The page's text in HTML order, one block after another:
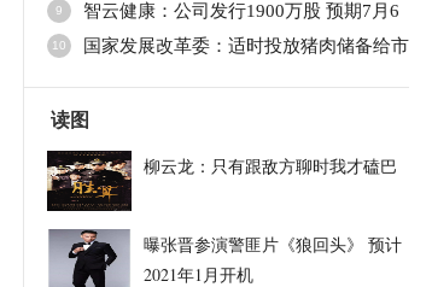
9 智云健康：公司发行1900万股 预期7月6
10 国家发展改革委：适时投放猪肉储备给市
读图
柳云龙：只有跟敌方聊时我才磕巴
曝张晋参演警匪片《狼回头》 预计
2021年1月开机